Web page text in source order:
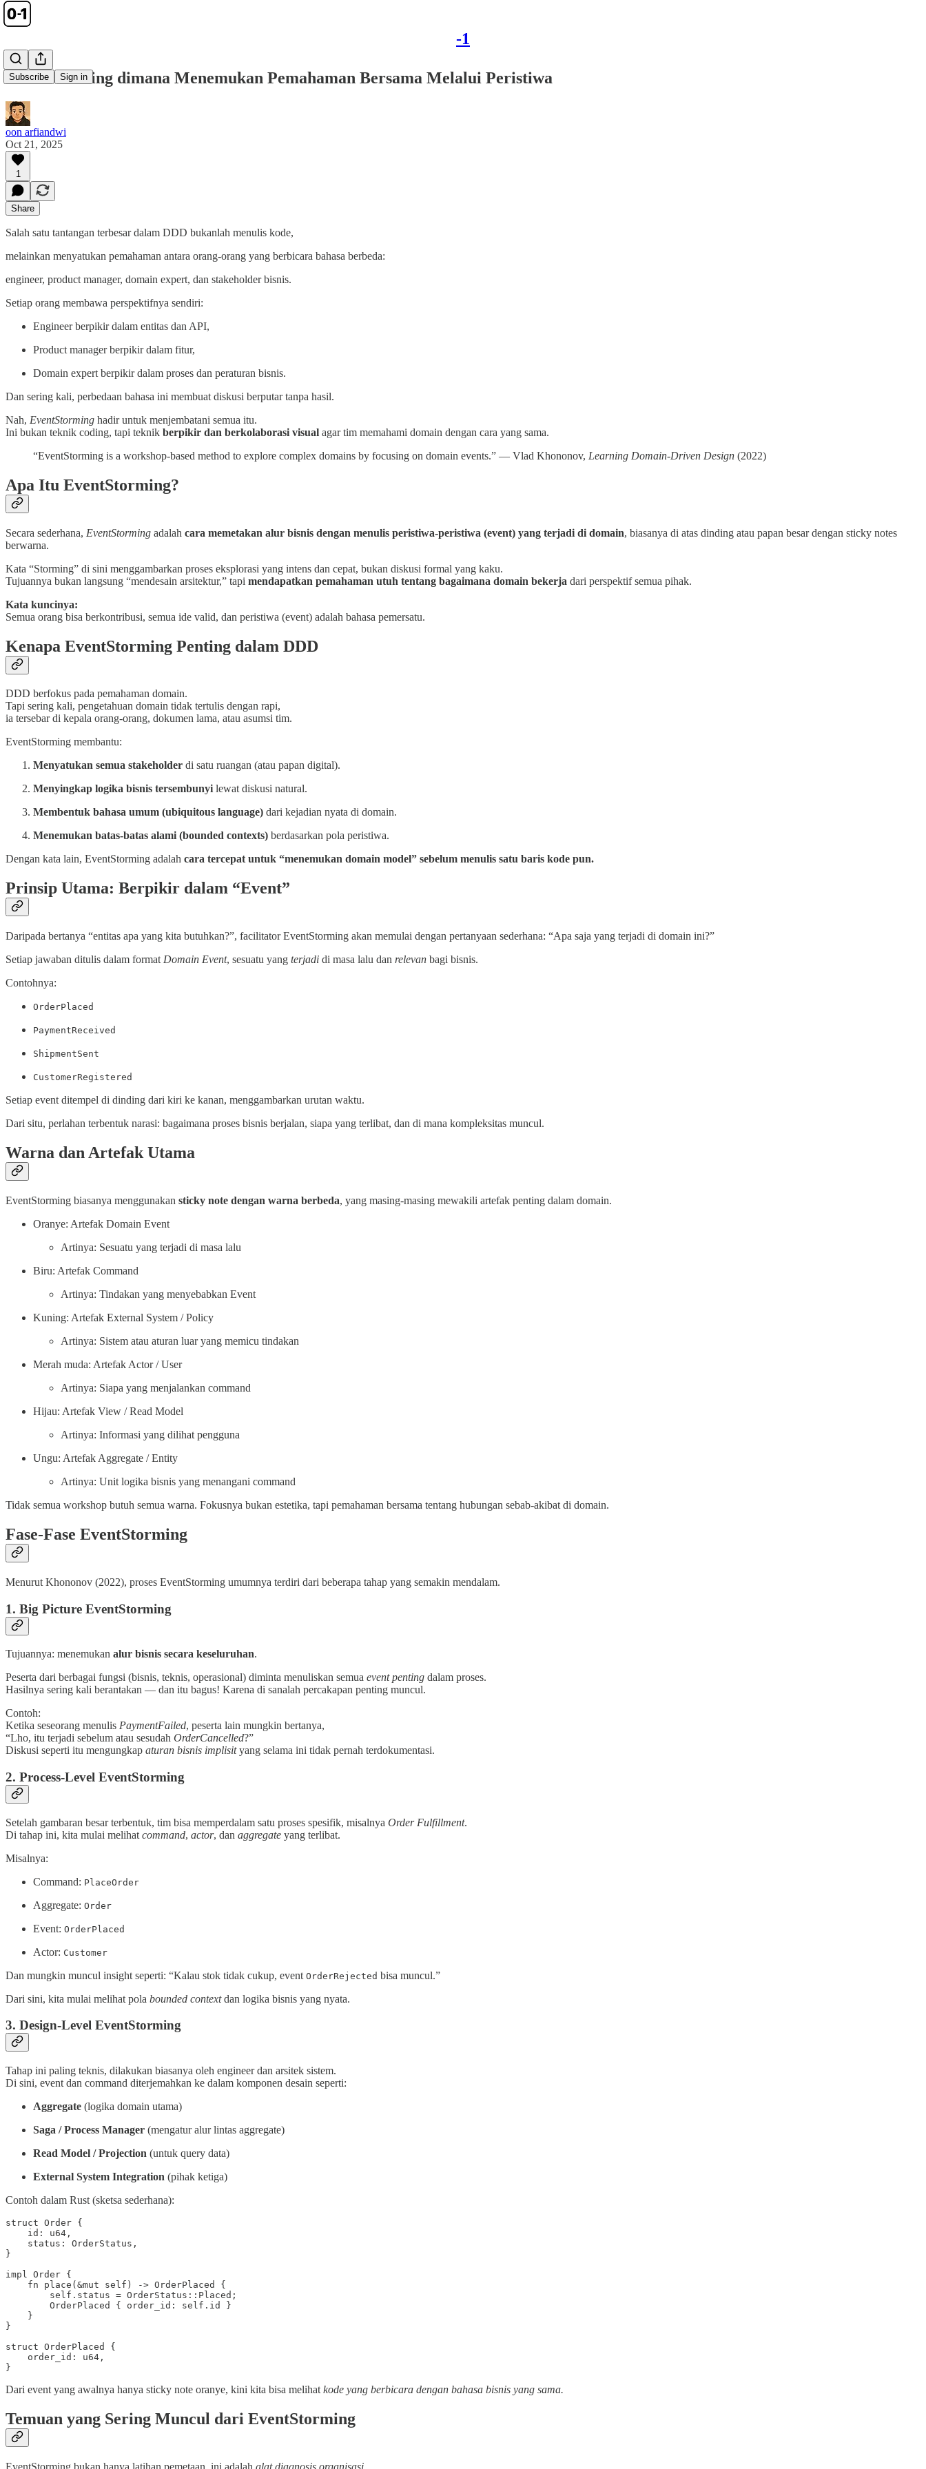
-1
Subscribe Sign in
EventStorming dimana Menemukan Pemahaman Bersama Melalui Peristiwa
oon arfiandwi
Oct 21, 2025
1
Share
Salah satu tantangan terbesar dalam DDD bukanlah menulis kode,
melainkan menyatukan pemahaman antara orang-orang yang berbicara bahasa berbeda:
engineer, product manager, domain expert, dan stakeholder bisnis.
Setiap orang membawa perspektifnya sendiri:
Engineer berpikir dalam entitas dan API,
Product manager berpikir dalam fitur,
Domain expert berpikir dalam proses dan peraturan bisnis.
Dan sering kali, perbedaan bahasa ini membuat diskusi berputar tanpa hasil.
Nah, EventStorming hadir untuk menjembatani semua itu.
Ini bukan teknik coding, tapi teknik berpikir dan berkolaborasi visual agar tim memahami domain dengan cara yang sama.
“EventStorming is a workshop-based method to explore complex domains by focusing on domain events.” — Vlad Khononov, Learning Domain-Driven Design (2022)
Apa Itu EventStorming?
Secara sederhana, EventStorming adalah cara memetakan alur bisnis dengan menulis peristiwa-peristiwa (event) yang terjadi di domain, biasanya di atas dinding atau papan besar dengan sticky notes
berwarna.
Kata “Storming” di sini menggambarkan proses eksplorasi yang intens dan cepat, bukan diskusi formal yang kaku.
Tujuannya bukan langsung “mendesain arsitektur,” tapi mendapatkan pemahaman utuh tentang bagaimana domain bekerja dari perspektif semua pihak.
Kata kuncinya:
Semua orang bisa berkontribusi, semua ide valid, dan peristiwa (event) adalah bahasa pemersatu.
Kenapa EventStorming Penting dalam DDD
DDD berfokus pada pemahaman domain.
Tapi sering kali, pengetahuan domain tidak tertulis dengan rapi,
ia tersebar di kepala orang-orang, dokumen lama, atau asumsi tim.
EventStorming membantu:
Menyatukan semua stakeholder di satu ruangan (atau papan digital).
Menyingkap logika bisnis tersembunyilewat diskusi natural.
Membentuk bahasa umum (ubiquitous language) dari kejadian nyata di domain.
Menemukan batas-batas alami (bounded contexts) berdasarkan pola peristiwa.
Dengan kata lain, EventStorming adalah cara tercepat untuk “menemukan domain model” sebelum menulis satu baris kode pun.
Prinsip Utama: Berpikir dalam “Event”
Daripada bertanya “entitas apa yang kita butuhkan?”, facilitator EventStorming akan memulai dengan pertanyaan sederhana: “Apa saja yang terjadi di domain ini?”
Setiap jawaban ditulis dalam format Domain Event, sesuatu yang terjadi di masa lalu dan relevan bagi bisnis.
Contohnya:
OrderPlaced
PaymentReceived
ShipmentSent
CustomerRegistered
Setiap event ditempel di dinding dari kiri ke kanan, menggambarkan urutan waktu.
Dari situ, perlahan terbentuk narasi: bagaimana proses bisnis berjalan, siapa yang terlibat, dan di mana kompleksitas muncul.
Warna dan Artefak Utama
EventStorming biasanya menggunakan sticky note dengan warna berbeda, yang masing-masing mewakili artefak penting dalam domain.
Oranye: Artefak Domain Event
Artinya: Sesuatu yang terjadi di masa lalu
Biru: Artefak Command
Artinya: Tindakan yang menyebabkan Event
Kuning: Artefak External System / Policy
Artinya: Sistem atau aturan luar yang memicu tindakan
Merah muda: Artefak Actor / User
Artinya: Siapa yang menjalankan command
Hijau: Artefak View / Read Model
Artinya: Informasi yang dilihat pengguna
Ungu: Artefak Aggregate / Entity
Artinya: Unit logika bisnis yang menangani command
Tidak semua workshop butuh semua warna. Fokusnya bukan estetika, tapi pemahaman bersama tentang hubungan sebab-akibat di domain.
Fase-Fase EventStorming
Menurut Khononov (2022), proses EventStorming umumnya terdiri dari beberapa tahap yang semakin mendalam.
1. Big Picture EventStorming
Tujuannya: menemukan alur bisnis secara keseluruhan.
Peserta dari berbagai fungsi (bisnis, teknis, operasional) diminta menuliskan semua event penting dalam proses.
Hasilnya sering kali berantakan — dan itu bagus! Karena di sanalah percakapan penting muncul.
Contoh:
Ketika seseorang menulis PaymentFailed, peserta lain mungkin bertanya,
“Lho, itu terjadi sebelum atau sesudah OrderCancelled?”
Diskusi seperti itu mengungkap aturan bisnis implisityang selama ini tidak pernah terdokumentasi.
2. Process-Level EventStorming
Setelah gambaran besar terbentuk, tim bisa memperdalam satu proses spesifik, misalnya Order Fulfillment.
Di tahap ini, kita mulai melihat command, actor, dan aggregate yang terlibat.
Misalnya:
Command: PlaceOrder
Aggregate: Order
Event: OrderPlaced
Actor: Customer
Dan mungkin muncul insight seperti: “Kalau stok tidak cukup, event OrderRejected bisa muncul.”
Dari sini, kita mulai melihat pola bounded contextdan logika bisnis yang nyata.
3. Design-Level EventStorming
Tahap ini paling teknis, dilakukan biasanya oleh engineer dan arsitek sistem.
Di sini, event dan command diterjemahkan ke dalam komponen desain seperti:
Aggregate (logika domain utama)
Saga / Process Manager (mengatur alur lintas aggregate)
Read Model / Projection (untuk query data)
External System Integration (pihak ketiga)
Contoh dalam Rust (sketsa sederhana):
struct Order {
    id: u64,
    status: OrderStatus,
}
impl Order {
    fn place(&mut self) -> OrderPlaced {
        self.status = OrderStatus::Placed;
        OrderPlaced { order_id: self.id }
    }
}
struct OrderPlaced {
    order_id: u64,
}
Dari event yang awalnya hanya sticky note oranye, kini kita bisa melihat kode yang berbicara dengan bahasa bisnis yang sama.
Temuan yang Sering Muncul dari EventStorming
EventStorming bukan hanya latihan pemetaan, ini adalah alat diagnosis organisasi.